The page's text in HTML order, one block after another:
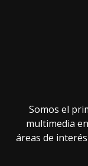
Somos el
multimedia
áreas de